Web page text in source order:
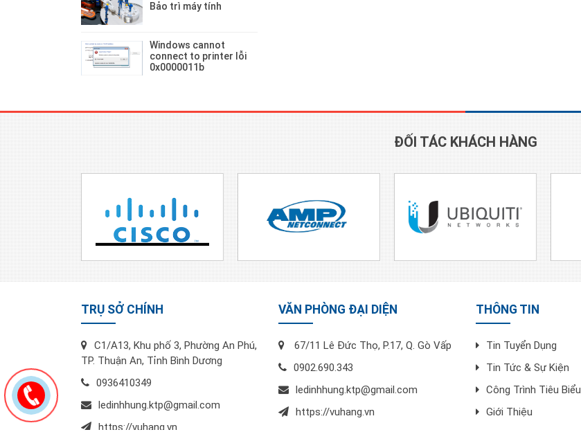
Bảo trì máy tính
Windows cannot
connect to printer lỗi
0x0000011b
ĐỐI TÁC KHÁCH HÀNG
TRỤ SỞ CHÍNH
C1/A13, Khu phố 3, Phường An Phú,
TP. Thuận An, Tỉnh Bình Dương
0936410349
ledinhhung.ktp@gmail.com
https://vuhang.vn
VĂN PHÒNG ĐẠI DIỆN
67/11 Lê Đức Thọ, P.17, Q. Gò Vấp
0902.690.343
ledinhhung.ktp@gmail.com
https://vuhang.vn
THÔNG TIN
Tin Tuyển Dụng
Tin Tức & Sự Kiện
Công Trình Tiêu Biểu
Giới Thiệu